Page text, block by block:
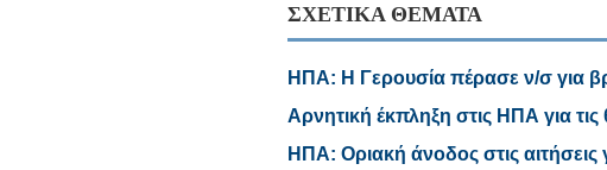
ΣΧΕΤΙΚΑ ΘΕΜΑΤΑ
ΗΠΑ: Η Γερουσία πέρασε ν/σ για
Αρνητική έκπληξη στις ΗΠΑ για τις
ΗΠΑ: Οριακή άνοδος στις αιτήσεις